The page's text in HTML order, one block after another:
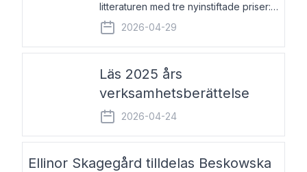
litteraturen med tre nyinstiftade priser:
Svenska Akademiens pris till
framstående författare av svensk
sakprosa som i år går till Magnus
2026-04-29
Läs 2025 års
verksamhetsberättelse
2026-04-24
Ellinor Skagegård tilldelas Beskowska